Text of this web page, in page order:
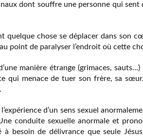
dont souffre une personne qui sent
quelque chose se déplacer dans son
point de paralyser l’endroit où cette
manière étrange (grimaces,
qui menace de tuer son frère, sa
d’un sens sexuel
conduite sexuelle anormale et
à besoin de délivrance que seule